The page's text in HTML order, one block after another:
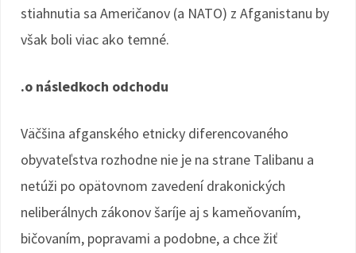
stiahnutia sa Američanov (a NATO) z Afganistanu by
však boli viac ako temné.
.o následkoch odchodu
Väčšina afganského etnicky diferencovaného
obyvateľstva rozhodne nie je na strane Talibanu a
netúži po opätovnom zavedení drakonických
neliberálnych zákonov šaríje aj s kameňovaním,
bičovaním, popravami a podobne, a chce žiť